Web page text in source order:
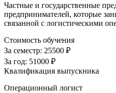
Частные и государственные
предпринимателей, которые
связанной с логистическими
Стоимость обучения
За семестр: 25500 ₽
За год: 51000 ₽
Квалификация выпускника
Операционный логист